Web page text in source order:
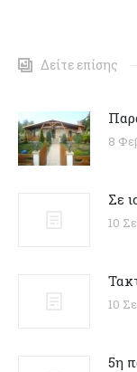
Δείτε επίσης
8
Σε
10
10
5η